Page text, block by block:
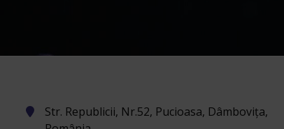
Str. Republicii, Nr.52, Pucioasa, Dâmbovița,